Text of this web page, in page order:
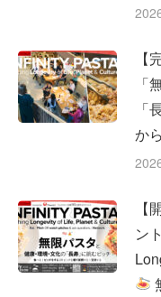
「
「
か
ン